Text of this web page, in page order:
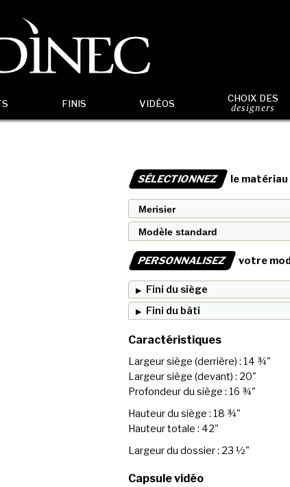
FINIS VIDÉOS CHOIX DES
designers
SÉLECTIONNEZ le
PERSONNALISEZ votre
Fini du siège
Fini du bâti
Caractéristiques
Largeur siège (derrière) : 14 ¾"
Largeur siège (devant) : 20"
Profondeur du siège : 16 ¾"
Hauteur du siège : 18 ¾"
Hauteur totale : 42"
Largeur du dossier : 23 ½"
Capsule vidéo